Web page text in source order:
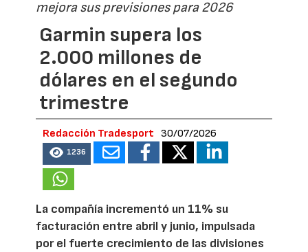
mejora sus previsiones para 2026
Garmin supera los
2.000 millones de
dólares en el segundo
trimestre
Redacción Tradesport 30/07/2026
1236
La compañía incrementó un 11% su
facturación entre abril y junio, impulsada
por el fuerte crecimiento de las divisiones